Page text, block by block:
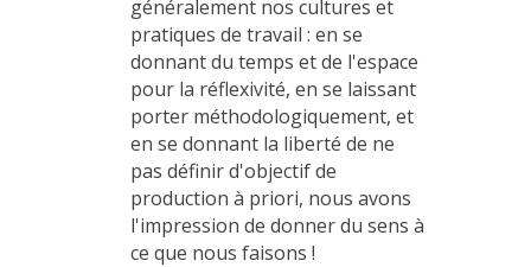
généralement nos cultures et
pratiques de travail : en se
donnant du temps et de l'espace
pour la réflexivité, en se laissant
porter méthodologiquement, et
en se donnant la liberté de ne
pas définir d'objectif de
production à priori, nous avons
l'impression de donner du sens à
ce que nous faisons !